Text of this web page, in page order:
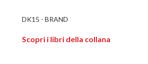
DK15 - BRAND
Scopri i libri della collana